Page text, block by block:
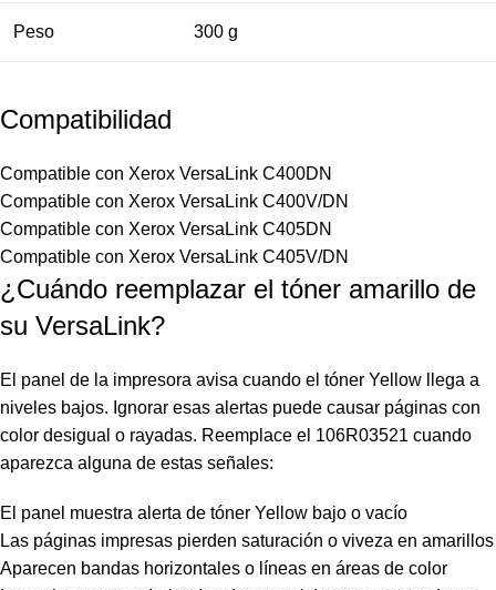
Peso 300 g
Compatibilidad
Compatible con Xerox VersaLink C400DN
Compatible con Xerox VersaLink C400V/DN
Compatible con Xerox VersaLink C405DN
Compatible con Xerox VersaLink C405V/DN
¿Cuándo reemplazar el tóner amarillo de
su VersaLink?
El panel de la impresora avisa cuando el tóner Yellow llega a
niveles bajos. Ignorar esas alertas puede causar páginas con
color desigual o rayadas. Reemplace el 106R03521 cuando
aparezca alguna de estas señales:
El panel muestra alerta de tóner Yellow bajo o vacío
Las páginas impresas pierden saturación o viveza en amarillos
Aparecen bandas horizontales o líneas en áreas de color